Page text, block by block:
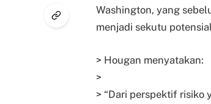
Washington, yang
menjadi sekutu
> Hougan menyatakan:
>
> “Dari perspektif risiko